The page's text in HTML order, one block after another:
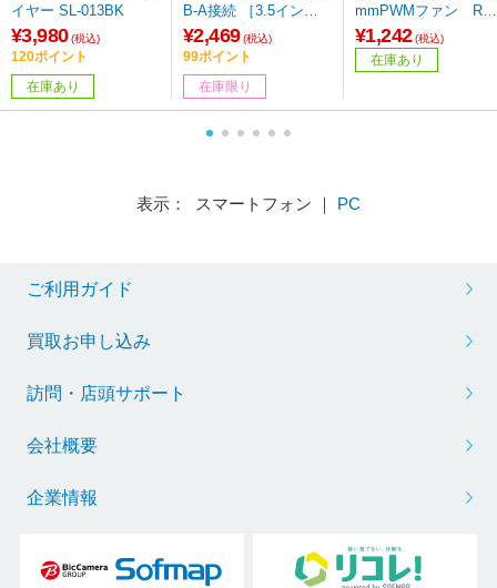
イヤー SL-013BK
¥3,980 (税込)
120ポイント
在庫あり
B-A接続 ［3.5インチ
対応 /SATA /1台］
¥2,469 (税込)
99ポイント
在庫限り
mmPWMファン
1225S-PWM 【864】
¥1,242 (税込)
在庫あり
表示： スマートフォン ｜ PC
ご利用ガイド
買取お申し込み
訪問・店頭サポート
会社概要
企業情報